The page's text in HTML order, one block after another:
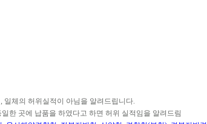
체의 허위실적이 아님을 알려드립니다.
한 곳에 납품을 하였다고 하면 허위 실적임을 알려드림